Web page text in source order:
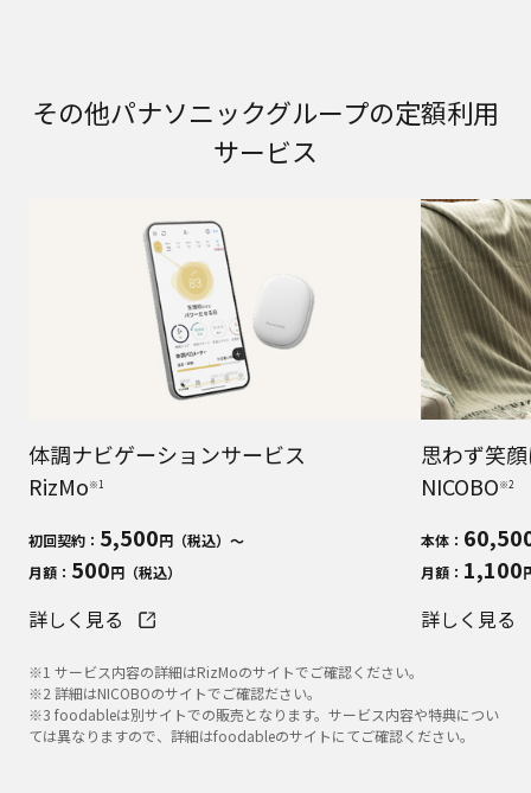
その他パナソニックグループの定額利用
サービス
体調ナビゲーションサービス
RizMo※1
初回契約： 5,500円（税込）～
月額： 500円（税込）
詳しく見る
思わず笑
NICOBO※2
本体：
月額： 1,100
詳しく見る
※1 サービス内容の詳細はRizMoのサイトでご確認ください。
※2 詳細はNICOBOのサイトでご確認ださい。
※3 foodableは別サイトでの販売となります。サービス内容や特典につい
ては異なりますので、詳細はfoodableのサイトにてご確認ください。